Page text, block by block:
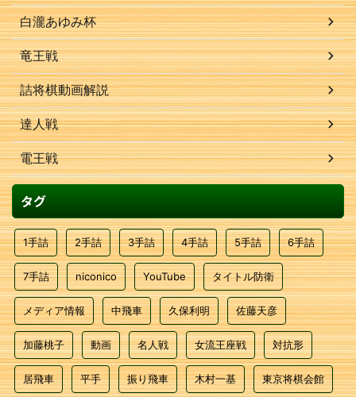
白瀧あゆみ杯
竜王戦
詰将棋動画解説
達人戦
電王戦
タグ
1手詰 2手詰 3手詰 4手詰 5手詰 6手詰
7手詰 niconico YouTube タイトル防衛
メディア情報 中飛車 久保利明 佐藤天彦
加藤桃子 動画 名人戦 女流王座戦 対抗形
居飛車 平手 振り飛車 木村一基 東京将棋会館